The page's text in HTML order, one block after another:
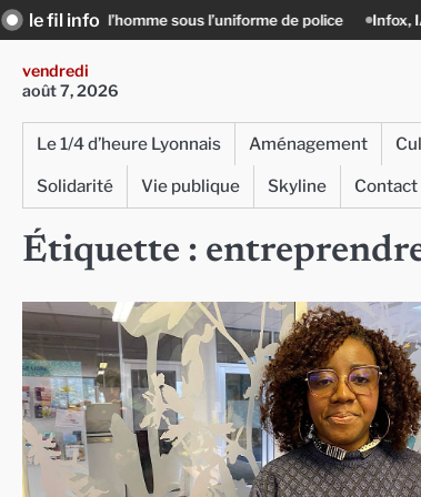
Skip
to
content
le fil infosous l’uniforme de police Infox, IA et
vendredi
août 7, 2026
Le 1/4 d’heure Lyonnais Aménagement
Solidarité
Vie publique Skyline Contact
Étiquette :